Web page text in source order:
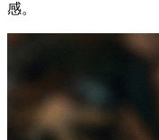
感。